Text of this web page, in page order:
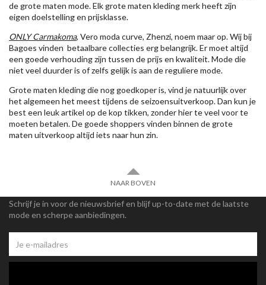
de grote maten mode. Elk grote maten kleding merk heeft zijn
eigen doelstelling en prijsklasse.
ONLY Carmakoma, Vero moda curve, Zhenzi, noem maar op. Wij bij
Bagoes vinden betaalbare collecties erg belangrijk. Er moet altijd
een goede verhouding zijn tussen de prijs en kwaliteit. Mode die
niet veel duurder is of zelfs gelijk is aan de reguliere mode.
Grote maten kleding die nog goedkoper is, vind je natuurlijk over
het algemeen het meest tijdens de seizoensuitverkoop. Dan kun je
best een leuk artikel op de kop tikken, zonder hier te veel voor te
moeten betalen. De goede shoppers vinden binnen de grote
maten uitverkoop altijd iets naar hun zin.
NAAR BOVEN
Schrijf je in voor de nieuwsbrief en blijf up-to-date met de laatste
mode en scherpe aanbiedingen.